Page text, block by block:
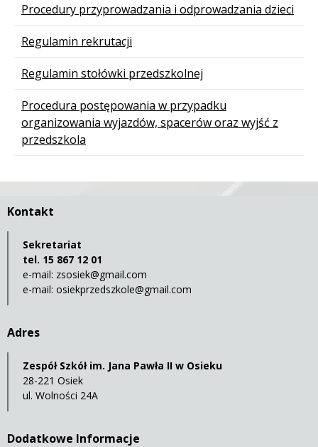
Procedury przyprowadzania i odprowadzania dzieci
Regulamin rekrutacji
Regulamin stołówki przedszkolnej
Procedura postępowania w przypadku
organizowania wyjazdów, spacerów oraz wyjść z
przedszkola
Kontakt
Sekretariat
tel. 15 867 12 01
e-mail: zsosiek@gmail.com
e-mail: osiekprzedszkole@gmail.com
Adres
Zespół Szkół im. Jana Pawła II w Osieku
28-221 Osiek
ul. Wolności 24A
Dodatkowe Informacje